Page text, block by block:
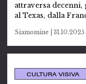
attraversa decenni,
al Texas, dalla
Siamomine | 31.10.2025
CULTURA VISIVA